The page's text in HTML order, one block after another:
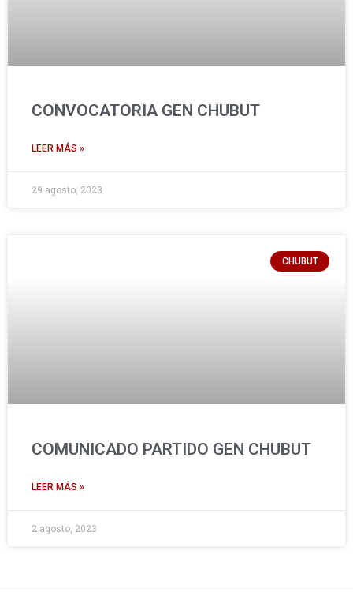
CONVOCATORIA GEN CHUBUT
LEER MÁS »
29 agosto, 2023
CHUBUT
COMUNICADO PARTIDO GEN CHUBUT
LEER MÁS »
2 agosto, 2023